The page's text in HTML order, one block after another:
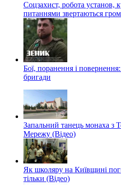
Соцзахист, робота установ,
питаннями звертаються
Бої, поранення і
бригади
Запальний танець монаха з
Мережу (Відео)
Як школяру на Київщині
тільки (Відео)